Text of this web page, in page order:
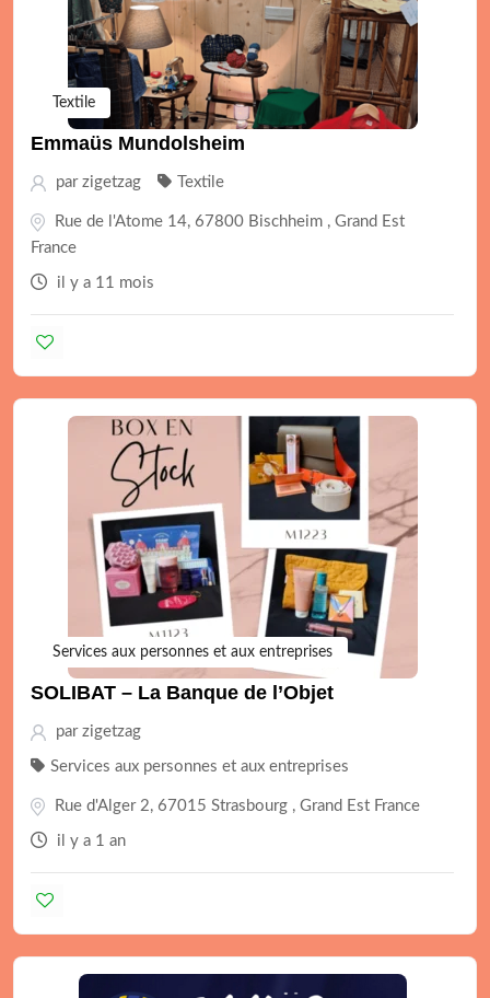
Textile
Emmaüs Mundolsheim
par zigetzag Textile
Rue de l'Atome 14, 67800 Bischheim , Grand Est
France
il y a 11 mois
Services aux personnes et aux entreprises
SOLIBAT – La Banque de l’Objet
par zigetzag
Services aux personnes et aux entreprises
Rue d'Alger 2, 67015 Strasbourg , Grand Est France
il y a 1 an